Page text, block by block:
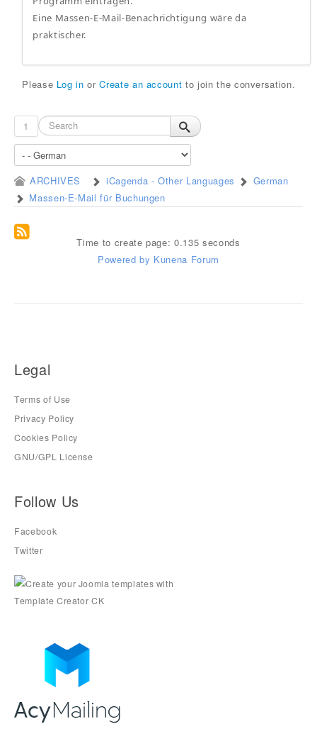
Eine Massen-E-Mail-Benachrichtigung wäre da
praktischer.
Please Log in orCreate an account to join the conversation.
1
ARCHIVES iCagenda - Other Languages
German
Massen-E-Mail für Buchungen
Time to create page: 0.135 seconds
Powered by Kunena Forum
Legal
Terms of Use
Privacy Policy
Cookies Policy
GNU/GPL License
Follow Us
Facebook
Twitter